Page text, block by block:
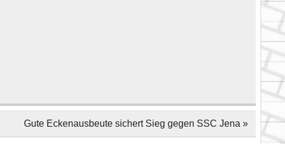
Gute Eckenausbeute sichert Sieg gegen SSC Jena »